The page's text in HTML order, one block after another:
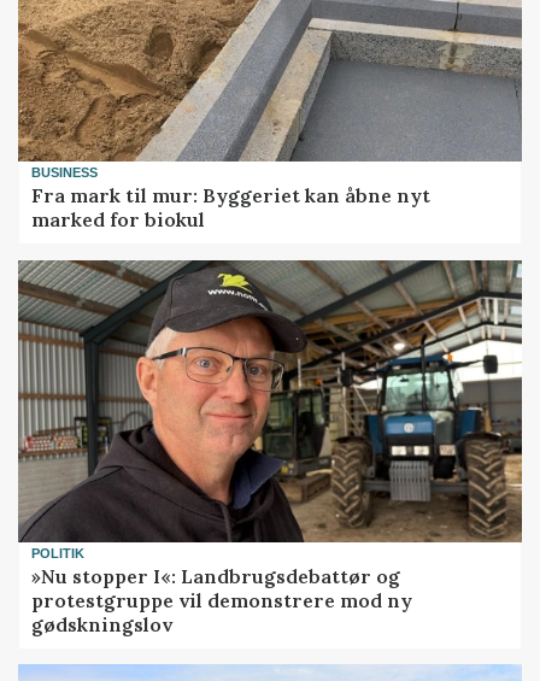
BUSINESS
Fra mark til mur: Byggeriet kan åbne nyt
marked for biokul
POLITIK
»Nu stopper I«: Landbrugsdebattør og
protestgruppe vil demonstrere mod ny
gødskningslov